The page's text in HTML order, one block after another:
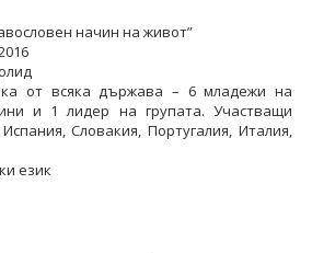
начин на живот”
от всяка държава – 6 младежи на
и 1 лидер на групата. Участващи
Словакия, Португалия, Италия,
език